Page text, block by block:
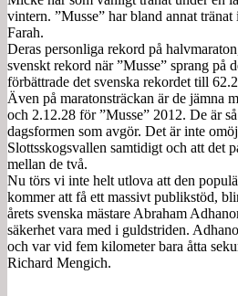
vintern. ”Musse” har bland annat
Farah.
Deras personliga rekord på
svenskt rekord när ”Musse” sprang på
förbättrade det svenska rekordet till
Även på maratonsträckan är de jämna
och 2.12.28 för ”Musse” 2012. De är
dagsformen som avgör. Det är inte
Slottsskogsvallen samtidigt och att det
mellan de två.
Nu törs vi inte helt utlova att den
kommer att få ett massivt publikstöd,
årets svenska mästare Abraham
säkerhet vara med i guldstriden.
och var vid fem kilometer bara åtta
Richard Mengich.